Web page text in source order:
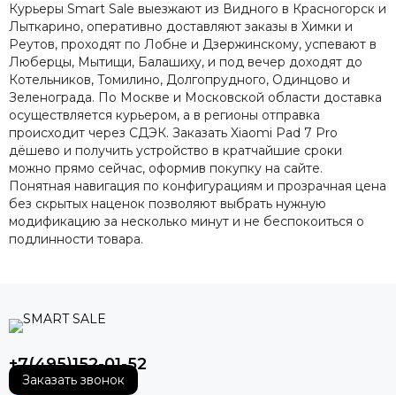
Курьеры Smart Sale выезжают из Видного в Красногорск и
Лыткарино, оперативно доставляют заказы в Химки и
Реутов, проходят по Лобне и Дзержинскому, успевают в
Люберцы, Мытищи, Балашиху, и под вечер доходят до
Котельников, Томилино, Долгопрудного, Одинцово и
Зеленограда. По Москве и Московской области доставка
осуществляется курьером, а в регионы отправка
происходит через СДЭК. Заказать Xiaomi Pad 7 Pro
дёшево и получить устройство в кратчайшие сроки
можно прямо сейчас, оформив покупку на сайте.
Понятная навигация по конфигурациям и прозрачная цена
без скрытых наценок позволяют выбрать нужную
модификацию за несколько минут и не беспокоиться о
подлинности товара.
+7(495)152-01-52
Заказать звонок